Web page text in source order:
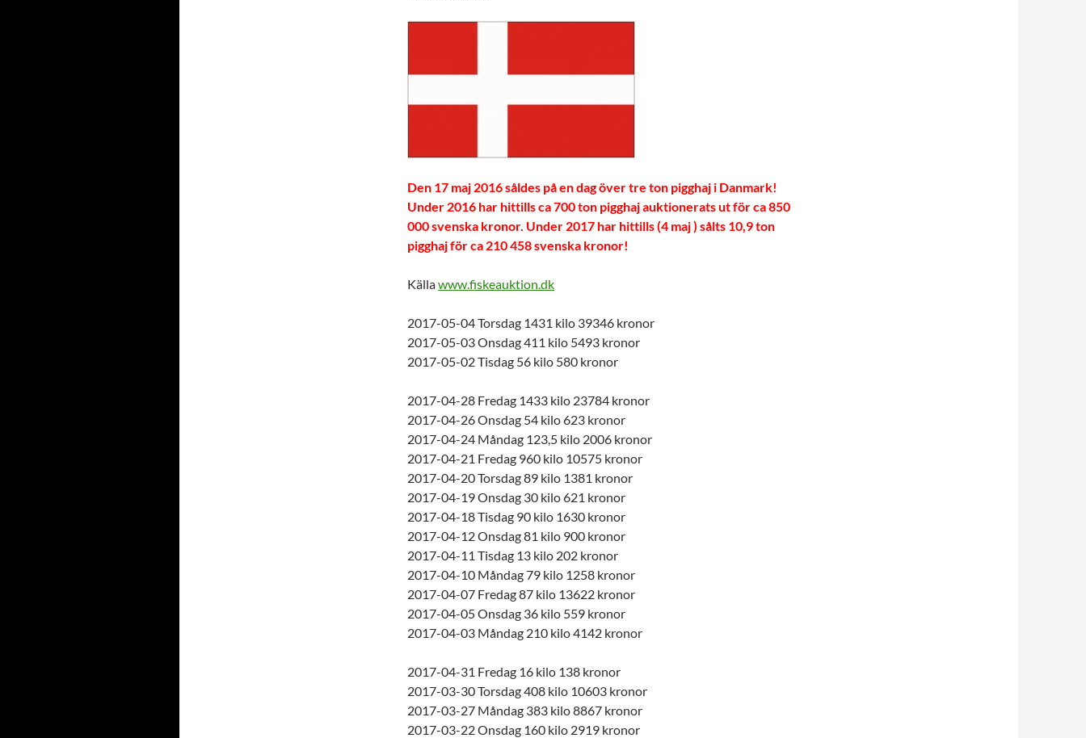
Den 17 maj 2016 såldes på en dag över tre ton pigghaj i Danmark!
Under 2016 har hittills ca 700 ton pigghaj auktionerats ut för ca 850
000 svenska kronor. Under 2017 har hittills (4 maj ) sålts 10,9 ton
pigghaj för ca 210 458 svenska kronor!
Källawww.fiskeauktion.dk
2017-05-04 Torsdag 1431 kilo 39346 kronor
2017-05-03 Onsdag 411 kilo 5493 kronor
2017-05-02 Tisdag 56 kilo 580 kronor
2017-04-28 Fredag 1433 kilo 23784 kronor
2017-04-26 Onsdag 54 kilo 623 kronor
2017-04-24 Måndag 123,5 kilo 2006 kronor
2017-04-21 Fredag 960 kilo 10575 kronor
2017-04-20 Torsdag 89 kilo 1381 kronor
2017-04-19 Onsdag 30 kilo 621 kronor
2017-04-18 Tisdag 90 kilo 1630 kronor
2017-04-12 Onsdag 81 kilo 900 kronor
2017-04-11 Tisdag 13 kilo 202 kronor
2017-04-10 Måndag 79 kilo 1258 kronor
2017-04-07 Fredag 87 kilo 13622 kronor
2017-04-05 Onsdag 36 kilo 559 kronor
2017-04-03 Måndag 210 kilo 4142 kronor
2017-04-31 Fredag 16 kilo 138 kronor
2017-03-30 Torsdag 408 kilo 10603 kronor
2017-03-27 Måndag 383 kilo 8867 kronor
2017-03-22 Onsdag 160 kilo 2919 kronor